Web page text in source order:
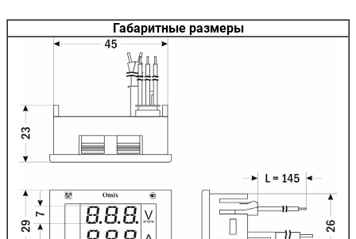
Габаритные размеры